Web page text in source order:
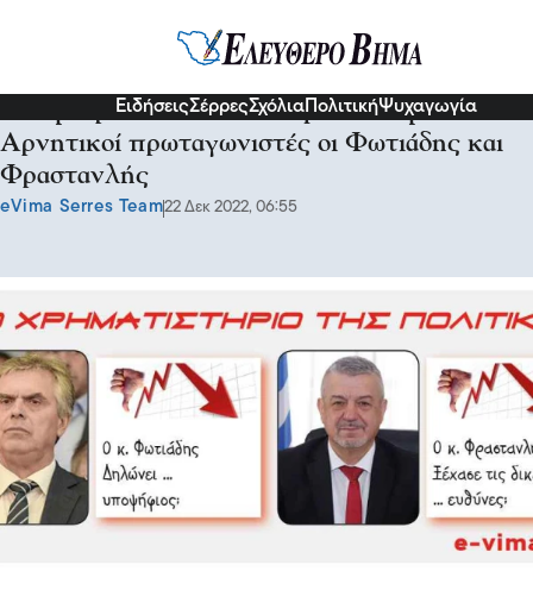
ΕιδήσειςΣέρρεςΣχόλια ΠολιτικήΨυχαγωγία
Για αμετροέπεια και έλλειψη σεβασμού:
Αρνητικοί πρωταγωνιστές οι Φωτιάδης και
Φραστανλής
eVima Serres Team22 Δεκ 2022, 06:55